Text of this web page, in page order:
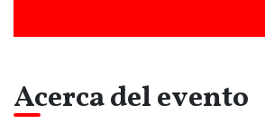
Acerca del evento